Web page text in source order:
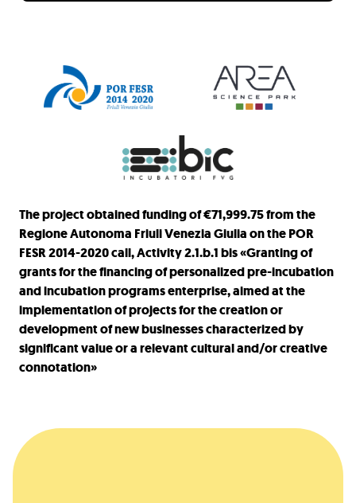
The project obtained funding of €71,999.75 from the
Regione Autonoma Friuli Venezia Giulia on the POR
FESR 2014-2020 call, Activity 2.1.b.1 bis «Granting of
grants for the financing of personalized pre-incubation
and incubation programs enterprise, aimed at the
implementation of projects for the creation or
development of new businesses characterized by
significant value or a relevant cultural and/or creative
connotation»